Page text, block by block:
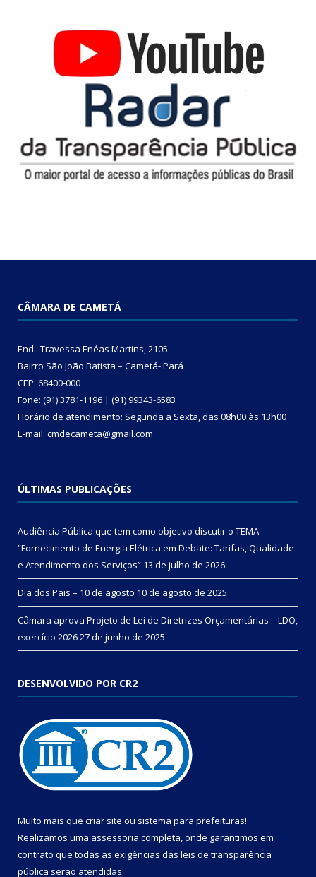
CÂMARA DE CAMETÁ
End.: Travessa Enéas Martins, 2105
Bairro São João Batista – Cametá- Pará
CEP: 68400-000
Fone: (91) 3781-1196 | (91) 99343-6583
Horário de atendimento: Segunda a Sexta, das 08h00 às 13h00
E-mail: cmdecameta@gmail.com
ÚLTIMAS PUBLICAÇÕES
Audiência Pública que tem como objetivo discutir o TEMA:
“Fornecimento de Energia Elétrica em Debate: Tarifas, Qualidade
e Atendimento dos Serviços” 13 de julho de 2026
Dia dos Pais – 10 de agosto 10 de agosto de 2025
Câmara aprova Projeto de Lei de Diretrizes Orçamentárias – LDO,
exercício 202627 de junho de 2025
DESENVOLVIDO POR CR2
Muito mais que criar site ou sistema para prefeituras!
Realizamos uma assessoria completa, onde garantimos em
contrato que todas as exigências das leis de transparência
pública serão atendidas.